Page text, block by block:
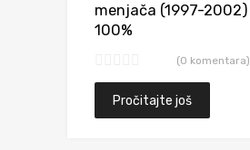
menjača (1997-2002)
100%
(0 komentara)
Pročitajte još